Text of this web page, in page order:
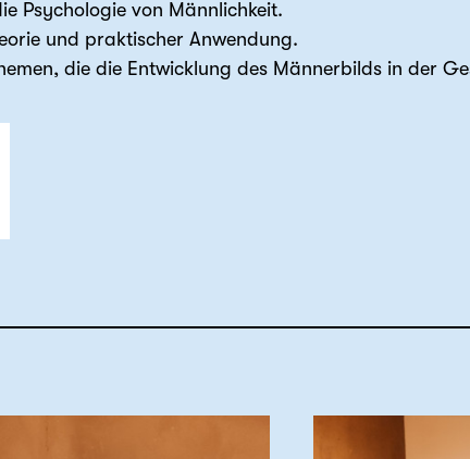
Psychologie von Männlichkeit.
und praktischer Anwendung.
die die Entwicklung des Männerbilds in der